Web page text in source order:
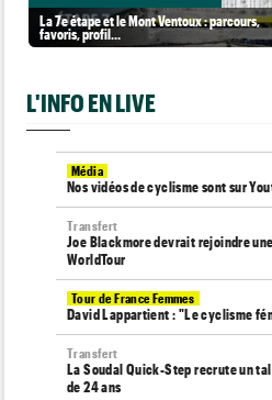
La 7e étape et le Mont Ventoux : parcours,
favoris, profil…
L'INFO EN LIVE
Média
Nos vidéos de cyclisme sont sur
Transfert
Joe Blackmore devrait rejoindre
WorldTour
Tour de France Femmes
David Lappartient : "Le cyclisme
Transfert
La Soudal Quick-Step recrute un
de 24 ans